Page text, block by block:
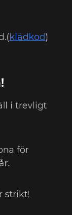
klädkod)
i trevligt
för
strikt!